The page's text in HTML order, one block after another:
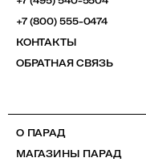
+7 (800) 555-0474
КОНТАКТЫ
ОБРАТНАЯ СВЯЗЬ
О ПАРАД
МАГАЗИНЫ ПАРАД